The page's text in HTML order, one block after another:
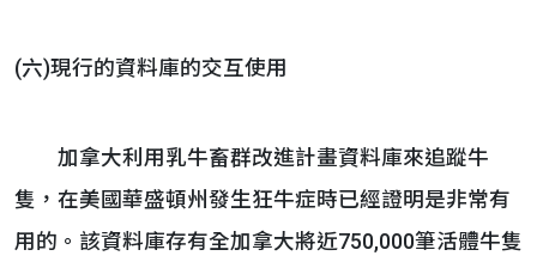
(六)現行的資料庫的交互使用
加拿大利用乳牛畜群改進計畫資料庫來追蹤牛
隻，在美國華盛頓州發生狂牛症時已經證明是非常有
用的。該資料庫存有全加拿大將近750,000筆活體牛隻